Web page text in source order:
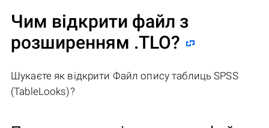
Чим відкрити файл з
розширенням .TLO?
Шукаєте як відкрити Файл опису таблиць SPSS
(TableLooks)?